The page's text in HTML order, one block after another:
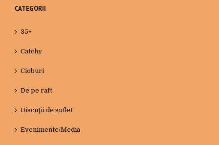
CATEGORII
35+
Catchy
Cioburi
De pe raft
Discuţii de suflet
Evenimente/Media